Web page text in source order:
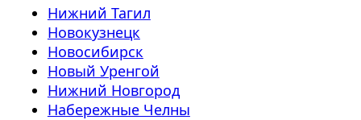
Нижний Тагил
Новокузнецк
Новосибирск
Новый Уренгой
Нижний Новгород
Набережные Челны